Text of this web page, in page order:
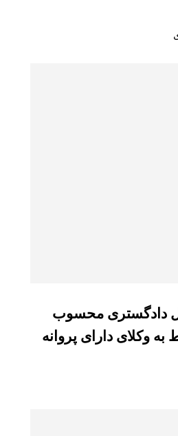
دادگستری محسوب
وکلای دارای پروانه